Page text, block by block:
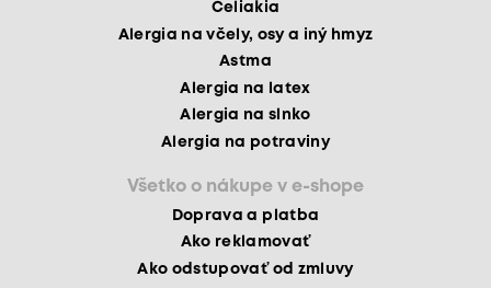
Celiakia
Alergia na včely, osy a iný hmyz
Astma
Alergia na latex
Alergia na slnko
Alergia na potraviny
Všetko o nákupe v e-shope
Doprava a platba
Ako reklamovať
Ako odstupovať od zmluvy